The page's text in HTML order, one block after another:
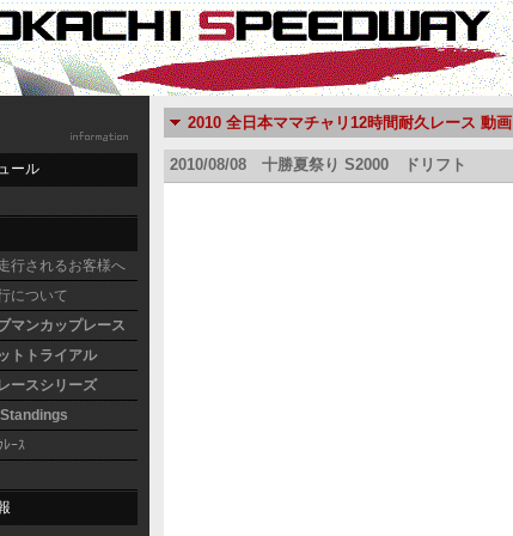
ール
行されるお客様へ
について
マンカップレース
トトライアル
ースシリーズ
ﾚｰｽ
2010 全日本ママチャリ12時間耐久レース 動画
2010/08/08 十勝夏祭り S2000 ドリフト